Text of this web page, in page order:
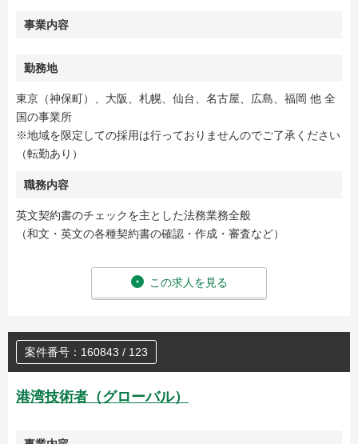
事業内容
勤務地
東京（神保町）、大阪、札幌、仙台、名古屋、広島、福岡 他 全
国の事業所
※地域を限定しての採用は行っておりませんのでご了承ください
（転勤あり）
職務内容
英文契約書のチェックを主とした法務業務全般
（和文・英文の各種契約書の確認・作成・審査など）
この求人を見る
案件番号：160843 / 123
港湾技術者（グローバル）